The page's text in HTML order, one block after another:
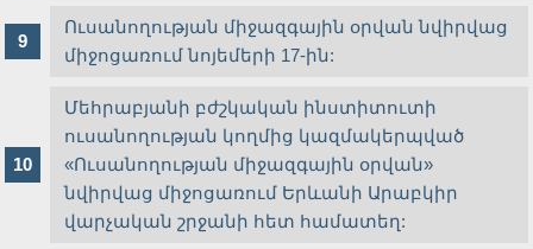
Ուսանողության միջազգային օրվան նվիրվաց
միջոցառում նոյեմերի 17-ին:
Մեհրաբյանի բժշկական ինստիտուտի
ուսանողության կողմից կազմակերպված
«Ուսանողության միջազգային օրվան»
նվիրվաց միջոցառում Երևանի Արաբկիր
վարչական շրջանի հետ համատեղ: